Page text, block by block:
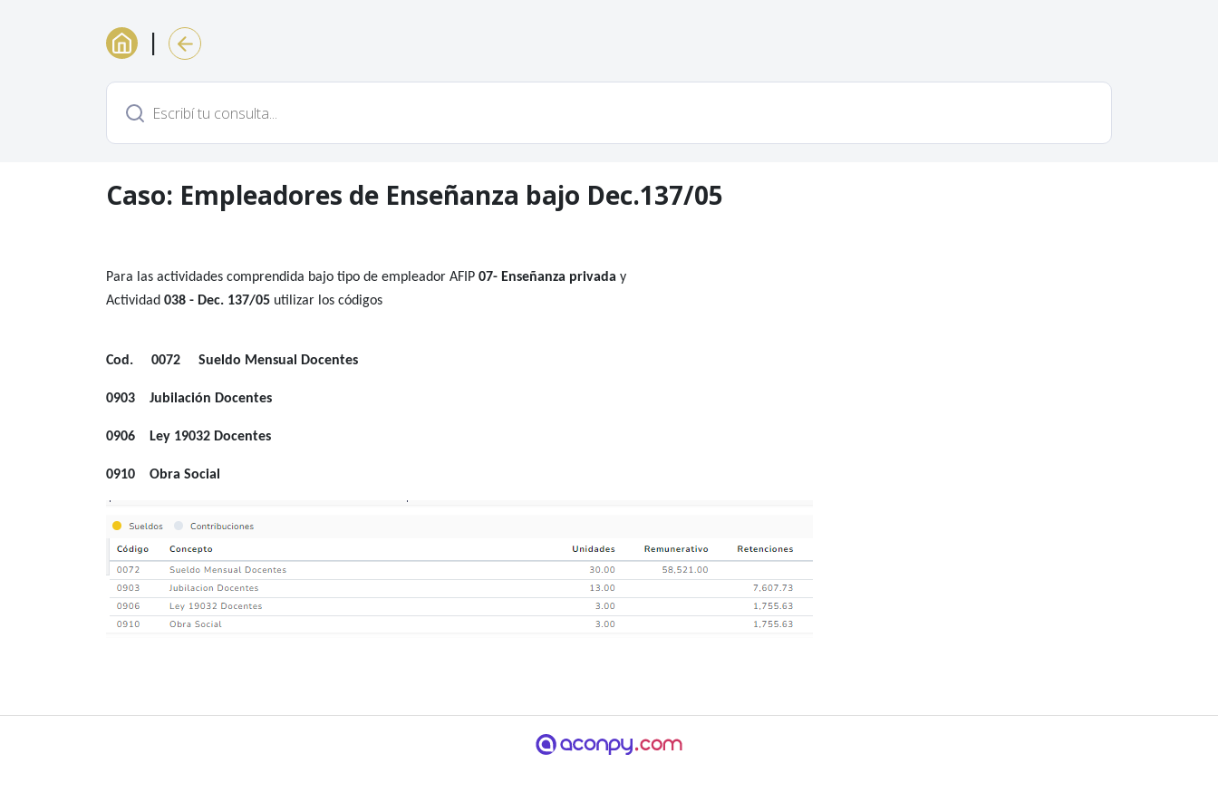
|
Caso: Empleadores de Enseñanza bajo Dec.137/05
Para las actividades comprendida bajo tipo de empleador AFIP 07- Enseñanza privada y
Actividad 038 - Dec. 137/05 utilizar los códigos
Cod. 0072 Sueldo Mensual Docentes
0903 Jubilación Docentes
0906 Ley 19032 Docentes
0910 Obra Social